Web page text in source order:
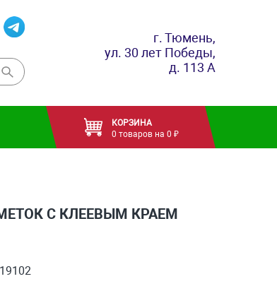
г. Тюмень,
ул. 30 лет Победы,
д. 113 А
КОРЗИНА
0 товаров на 0 ₽
С КЛЕЕВЫМ КРАЕМ